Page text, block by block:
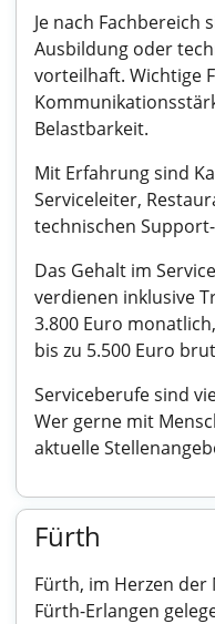
Je nach Fachbereich
Ausbildung oder
vorteilhaft. Wichtige
Belastbarkeit.
Mit Erfahrung sind
Serviceleiter,
technischen
Das Gehalt im
verdienen inklusive
3.800 Euro
bis zu 5.500 Euro
Serviceberufe sind
Wer gerne mit
aktuelle
Fürth
Fürth, im Herzen
Fürth-Erlangen